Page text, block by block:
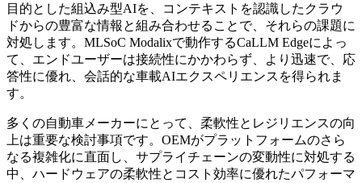
目的とした組込み型AIを、コンテキストを認識したクラウ
ドからの豊富な情報と組み合わせることで、それらの課題に
対処します。MLSoC Modalixで動作するCaLLM Edgeによっ
て、エンドユーザーは接続性にかかわらず、より迅速で、応
答性に優れ、会話的な車載AIエクスペリエンスを得られま
す。
多くの自動車メーカーにとって、柔軟性とレジリエンスの向
上は重要な検討事項です。OEMがプラットフォームのさら
なる複雑化に直面し、サプライチェーンの変動性に対処する
中、ハードウェアの柔軟性とコスト効率に優れたパフォーマ